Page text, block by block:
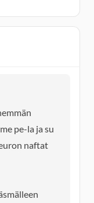
pe-la ja su
naftat